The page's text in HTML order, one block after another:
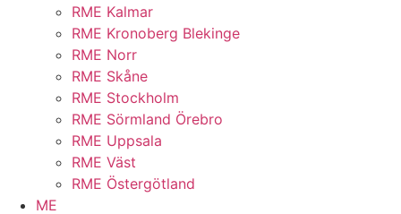
RME Kalmar
RME Kronoberg Blekinge
RME Norr
RME Skåne
RME Stockholm
RME Sörmland Örebro
RME Uppsala
RME Väst
RME Östergötland
ME